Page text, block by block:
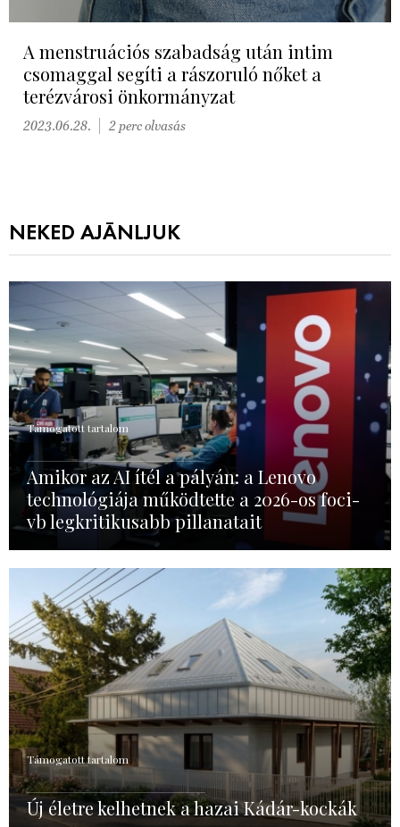
A menstruációs szabadság után intim
csomaggal segíti a rászoruló nőket a
terézvárosi önkormányzat
2023.06.28. 2 perc olvasás
NEKED AJÁNLJUK
Támogatott tartalom
Amikor az AI ítél a pályán: a Lenovo
technológiája működtette a 2026-os foci-
vb legkritikusabb pillanatait
Támogatott tartalom
Új életre kelhetnek a hazai Kádár-kockák